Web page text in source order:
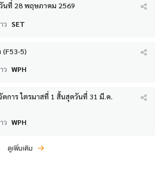
นที่ 28 พฤษภาคม 2569
ว SET
5)
ว WPH
การ ไตรมาสที่ 1 สิ้นสุดวันที่ 31 มี.ค.
ว WPH
ดูเพิ่มเติม